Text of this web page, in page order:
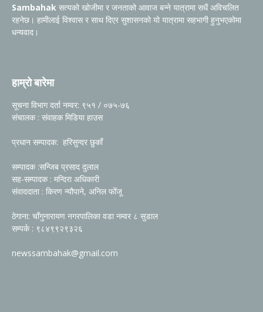
Sambahak सत्यको खोजीमा र जनताको आवाज बन्ने यात्रामा सधैं अविचलित
रहनेछ। हामीलाई विश्वास र साथ दिएर सुशासनको यो यात्रामा सहभागी हुनुभएकोमा
धन्यवाद।
हाम्रो बारेमा
सूचना विभाग दर्ता नम्वर: ९५१ / ०७५-७६
संचालक : संवाहक मिडिया हाउस
प्रधान सम्पादक: हरिसुन्दर छुकाँ
सम्पादक :सन्जिब प्रसाद दुलाल
सह-सम्पादक : मन्दिरा अधिकारी
संवाददाता : किरण न्यौपाने, अनिल फोँजू
ठेगाना: चाँगुनारायण नगरपालिका वडा नम्वर ८ सुडाल
सम्पर्क : ९८४९९२९३२६
newssambahak@gmail.com